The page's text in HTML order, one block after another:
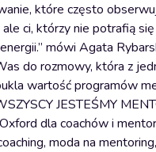
które często
ci, którzy nie potrafią
mówi Agata
do rozmowy, która z
wartość programów
JESTEŚMY
dla coachów i
moda na mentoring,